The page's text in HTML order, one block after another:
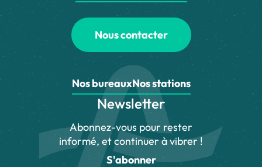
Nous contacter
Nos bureauxNos stations
Newsletter
Abonnez-vous pour rester
informé, et continuer à vibrer !
S'abonner